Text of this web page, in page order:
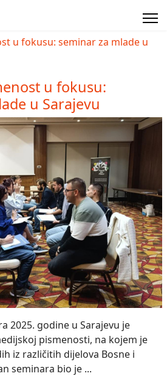
u fokusu:
u Sarajevu
2025. godine u Sarajevu je
pismenosti, na kojem je
iz različitih dijelova Bosne i
seminara bio je ...